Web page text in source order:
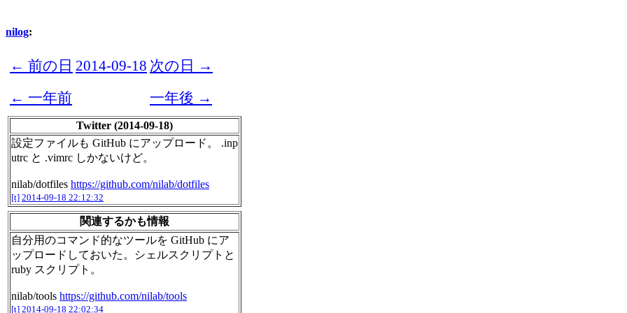
nilog:
← 前の日 2014-09-18 次の日 →
← 一年前
一年後 →
Twitter (2014-09-18)
設定ファイルも GitHub にアップロード。 .inp
utrc と .vimrc しかないけど。
nilab/dotfiles https://github.com/nilab/dotfiles
[t] 2014-09-18 22:12:32
関連するかも情報
自分用のコマンド的なツールを GitHub にア
ップロードしておいた。シェルスクリプトと
ruby スクリプト。
nilab/tools https://github.com/nilab/tools
[t] 2014-09-18 22:02:34